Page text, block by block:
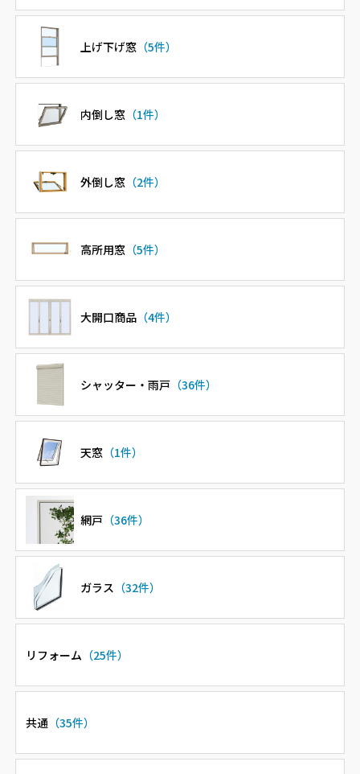
上げ下げ窓 （5件）
内倒し窓 （1件）
外倒し窓 （2件）
高所用窓 （5件）
大開口商品 （4件）
シャッター・雨戸 （36件）
天窓 （1件）
網戸 （36件）
ガラス （32件）
リフォーム （25件）
共通 （35件）